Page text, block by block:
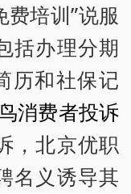
费培训”说服
括办理分期
历和社保记
消费者投诉
，北京优职
名义诱导其